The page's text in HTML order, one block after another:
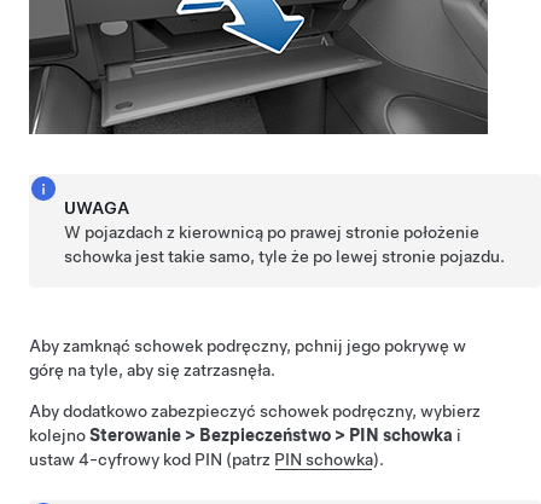
UWAGA
W pojazdach z kierownicą po prawej stronie położenie
schowka jest takie samo, tyle że po lewej stronie pojazdu.
Aby zamknąć schowek podręczny, pchnij jego pokrywę w
górę na tyle, aby się zatrzasnęła.
Aby dodatkowo zabezpieczyć schowek podręczny, wybierz
kolejnoSterowanie > Bezpieczeństwo > PIN schowka i
ustaw 4-cyfrowy kod PIN (patrz PIN schowka).